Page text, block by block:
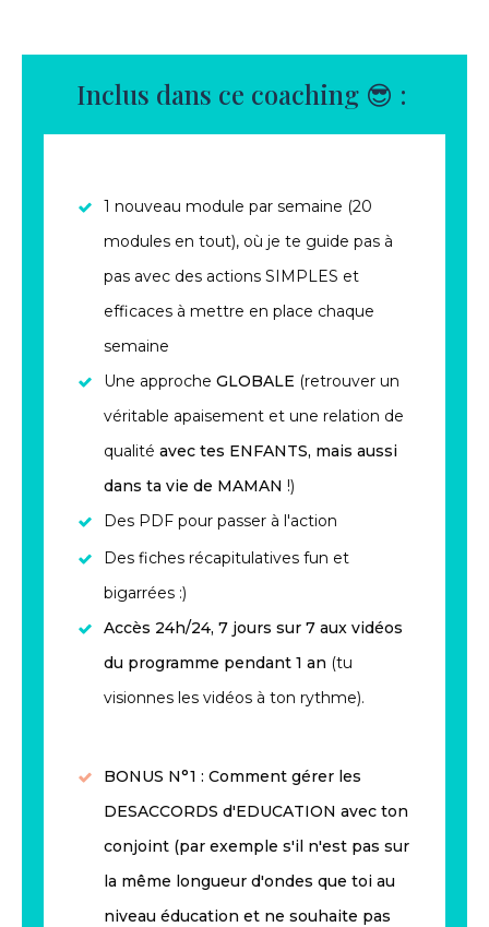
Inclus dans ce coaching 😎 :
1 nouveau module par semaine (20
modules en tout), où je te guide pas à
pas avec des actions SIMPLES et
efficaces à mettre en place chaque
semaine
Une approche GLOBALE (retrouver un
véritable apaisement et une relation de
qualité avec tes ENFANTS, mais aussi
dans ta vie de MAMAN !)
Des PDF pour passer à l'action
Des fiches récapitulatives fun et
bigarrées :)
Accès 24h/24, 7 jours sur 7 aux vidéos
du programme pendant 1 an (tu
visionnes les vidéos à ton rythme).
BONUS N°1 : Comment gérer les
DESACCORDS d'EDUCATION avec ton
conjoint (par exemple s'il n'est pas sur
la même longueur d'ondes que toi au
niveau éducation et ne souhaite pas